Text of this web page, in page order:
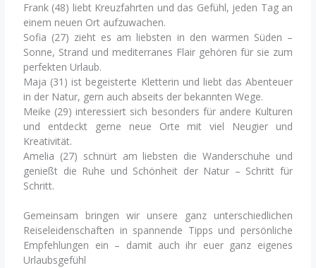
Frank (48) liebt Kreuzfahrten und das Gefühl, jeden Tag an
einem neuen Ort aufzuwachen.
Sofia (27) zieht es am liebsten in den warmen Süden –
Sonne, Strand und mediterranes Flair gehören für sie zum
perfekten Urlaub.
Maja (31) ist begeisterte Kletterin und liebt das Abenteuer
in der Natur, gern auch abseits der bekannten Wege.
Meike (29) interessiert sich besonders für andere Kulturen
und entdeckt gerne neue Orte mit viel Neugier und
Kreativität.
Amelia (27) schnürt am liebsten die Wanderschuhe und
genießt die Ruhe und Schönheit der Natur – Schritt für
Schritt.
Gemeinsam bringen wir unsere ganz unterschiedlichen
Reiseleidenschaften in spannende Tipps und persönliche
Empfehlungen ein – damit auch ihr euer ganz eigenes
Urlaubsgefühl